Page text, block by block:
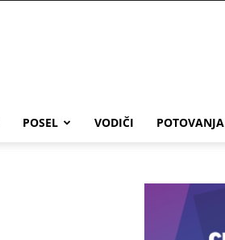
POSEL VODIČI POTOVANJA